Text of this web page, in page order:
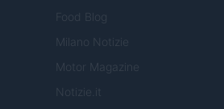
Food Blog
Milano Notizie
Motor Magazine
Notizie.it